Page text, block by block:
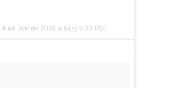
4 de Jun de 2016 a la(s) 5:33 PDT